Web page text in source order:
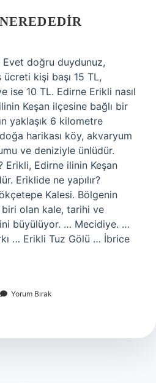
doğru duydunuz,
ücreti kişi başı 15 TL,
ise 10 TL. Edirne Erikli nasıl
Keşan ilçesine bağlı bir
yaklaşık 6 kilometre
harikası köy, akvaryum
ve deniziyle ünlüdür.
Erikli, Edirne ilinin Keşan
Eriklide ne yapılır?
Kalesi. Bölgenin
biri olan kale, tarihi ve
büyülüyor. … Mecidiye. …
… Erikli Tuz Gölü … İbrice
Yorum Bırak